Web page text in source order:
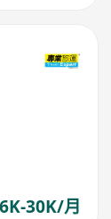
30K/月